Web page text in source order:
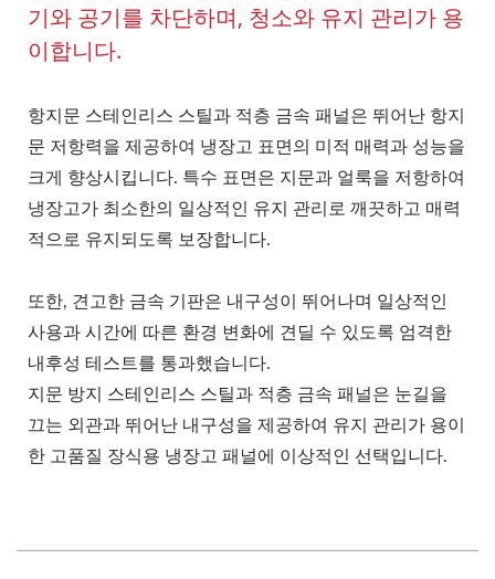
기와 공기를 차단하며, 청소와 유지 관리가 용
이합니다.
항지문 스테인리스 스틸과 적층 금속 패널은 뛰어난 항지
문 저항력을 제공하여 냉장고 표면의 미적 매력과 성능을
크게 향상시킵니다. 특수 표면은 지문과 얼룩을 저항하여
냉장고가 최소한의 일상적인 유지 관리로 깨끗하고 매력
적으로 유지되도록 보장합니다.
또한, 견고한 금속 기판은 내구성이 뛰어나며 일상적인
사용과 시간에 따른 환경 변화에 견딜 수 있도록 엄격한
내후성 테스트를 통과했습니다.
지문 방지 스테인리스 스틸과 적층 금속 패널은 눈길을
끄는 외관과 뛰어난 내구성을 제공하여 유지 관리가 용이
한 고품질 장식용 냉장고 패널에 이상적인 선택입니다.